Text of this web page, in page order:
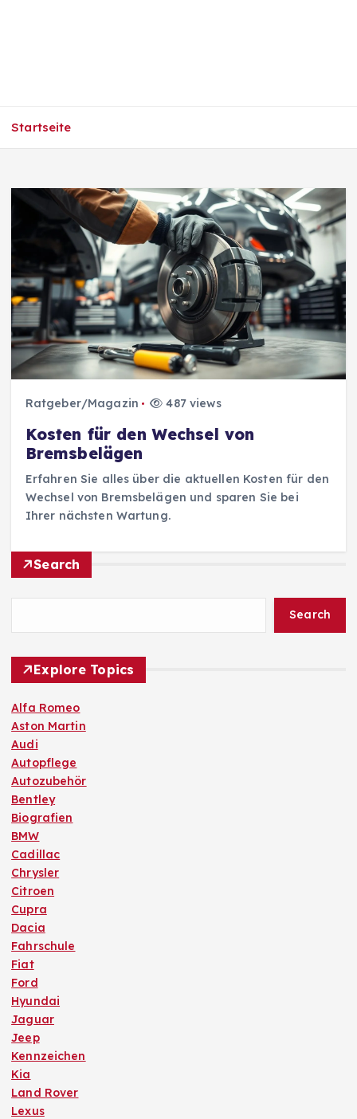
Startseite
Ratgeber/Magazin 487 views
Kosten für den Wechsel von
Bremsbelägen
Erfahren Sie alles über die aktuellen Kosten für den
Wechsel von Bremsbelägen und sparen Sie bei
Ihrer nächsten Wartung.
Search
Search
Explore Topics
Alfa Romeo
Aston Martin
Audi
Autopflege
Autozubehör
Bentley
Biografien
BMW
Cadillac
Chrysler
Citroen
Cupra
Dacia
Fahrschule
Fiat
Ford
Hyundai
Jaguar
Jeep
Kennzeichen
Kia
Land Rover
Lexus